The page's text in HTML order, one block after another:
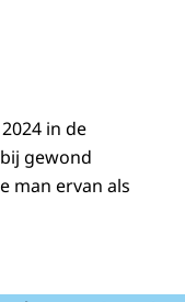
in de
gewond
man ervan als